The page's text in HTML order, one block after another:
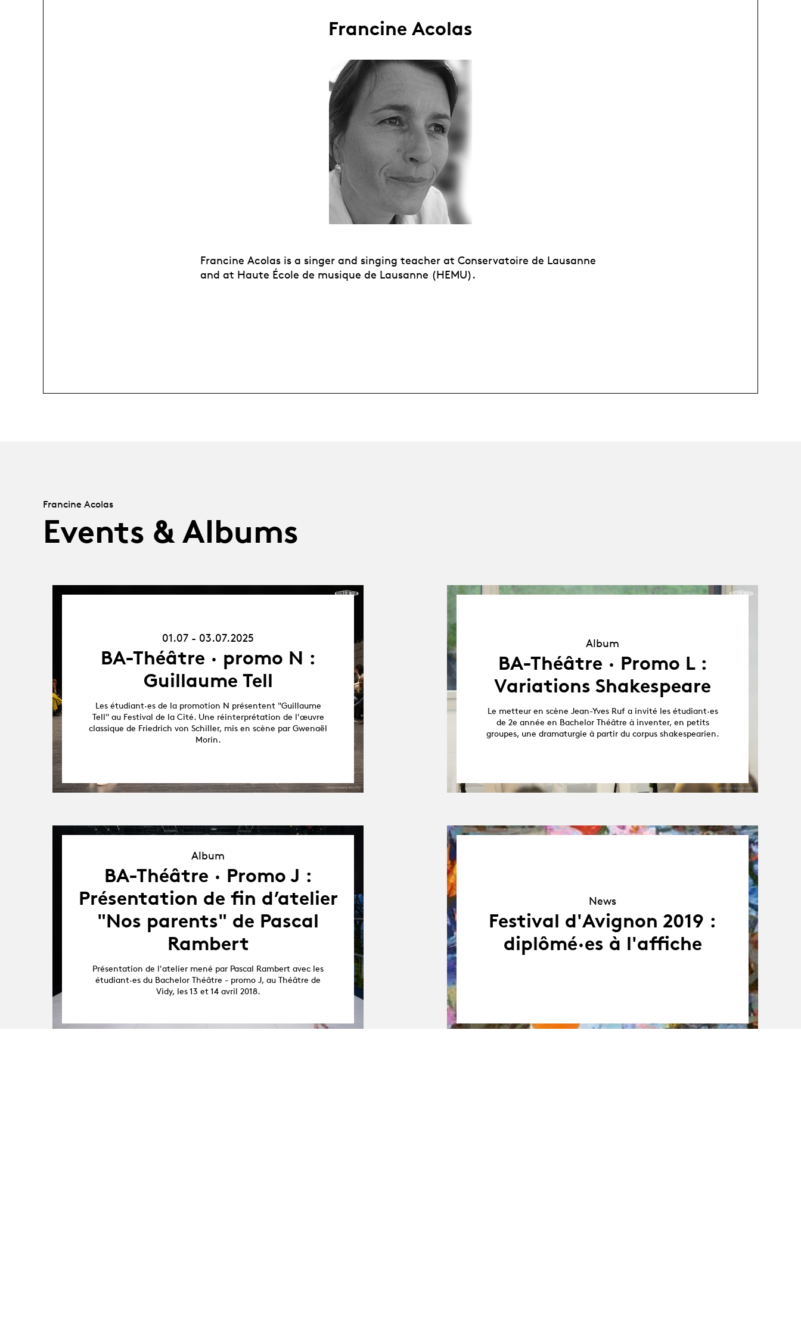
Francine Acolas
Francine Acolas is a singer and singing teacher at Conservatoire de Lausanne
and at Haute École de musique de Lausanne (HEMU).
Francine Acolas
Events & Albums
01.07 - 03.07.2025
BA-Théâtre · promo N :
Guillaume Tell
Les étudiant·es de la promotion N présentent "Guillaume
Tell" au Festival de la Cité. Une réinterprétation de l'œuvre
classique de Friedrich von Schiller, mis en scène par Gwenaël
Morin.
Album
BA-Théâtre · Promo L :
Variations Shakespeare
Le metteur en scène Jean-Yves Ruf a invité les étudiant·es
de 2e année en Bachelor Théâtre à inventer, en petits
groupes, une dramaturgie à partir du corpus shakespearien.
Album
BA-Théâtre · Promo J :
Présentation de fin d’atelier
"Nos parents" de Pascal
Rambert
Présentation de l'atelier mené par Pascal Rambert avec les
étudiant·es du Bachelor Théâtre - promo J, au Théâtre de
Vidy, les 13 et 14 avril 2018.
News
Festival d'Avignon 2019 :
diplômé·es à l'affiche